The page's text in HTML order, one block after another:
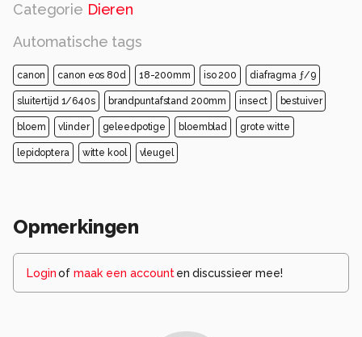
Categorie Dieren
Automatische tags
canon canon eos 80d 18-200mm iso 200 diafragma ƒ/9
sluitertijd 1/640s brandpuntafstand 200mm insect bestuiver
bloem vlinder geleedpotige bloemblad grote witte
lepidoptera witte kool vleugel
Opmerkingen
Loginof maak een account en discussieer mee!